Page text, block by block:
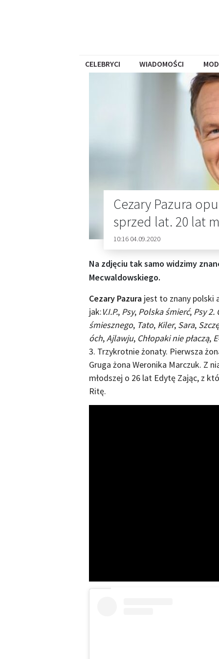
CELEBRYCI WIADOMOŚCI
Cezary Pazura
sprzed lat. 20 lat
10:16 04.09.2020
Na zdjęciu tak samo widzimy
Mecwaldowskiego.
Cezary Pazura jest to znany polski
jak:V.I.P., Psy, Polska śmierć, Psy 2.
śmiesznego, Tato, Kiler, Sara,
óch,Ajlawju, Chłopaki nie płaczą,
3. Trzykrotnie żonaty. Pierwsza
Gruga żona Weronika Marczuk. Z
młodszej o 26 lat Edytę Zając, z
Ritę.